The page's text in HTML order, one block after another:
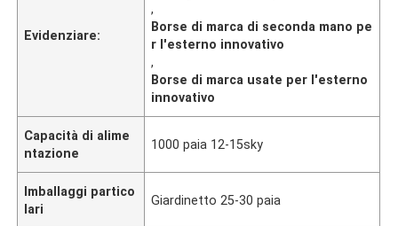
Evidenziare:
,
Borse di marca di seconda mano pe
r l'esterno innovativo
,
Borse di marca usate per l'esterno
innovativo
Capacità di alime
ntazione
1000 paia 12-15sky
Imballaggi partico
lari
Giardinetto 25-30 paia